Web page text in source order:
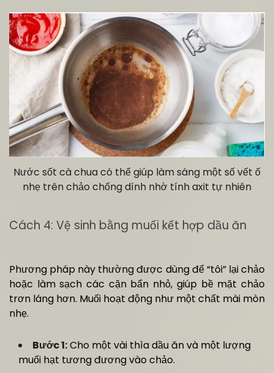
Nước sốt cà chua có thể giúp làm sáng một số vết ố
nhẹ trên chảo chống dính nhờ tính axit tự nhiên
Cách 4: Vệ sinh bằng muối kết hợp dầu ăn
Phương pháp này thường được dùng để “tôi” lại chảo
hoặc làm sạch các cặn bẩn nhỏ, giúp bề mặt chảo
trơn láng hơn. Muối hoạt động như một chất mài mòn
nhẹ.
Bước 1:Cho một vài thìa dầu ăn và một lượng
muối hạt tương đương vào chảo.